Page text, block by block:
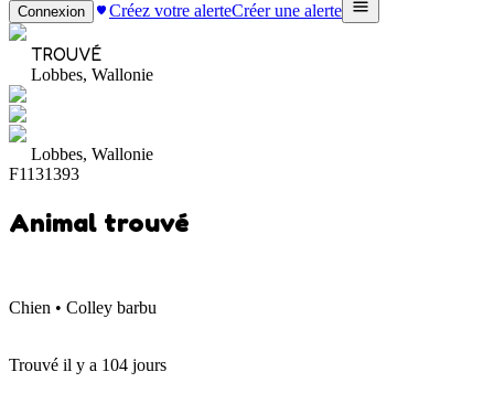
Connexion Créez votre alerteCréer une alerte
TROUVÉ
Lobbes, Wallonie
Lobbes, Wallonie
F1131393
Animal trouvé
Chien • Colley barbu
Trouvé il y a 104 jours